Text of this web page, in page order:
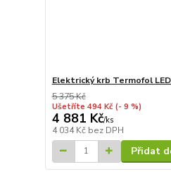
Elektrický krb Termofol
5 375 Kč
Ušetříte 494 Kč (- 9 %)
4 881 Kč/ks
4 034 Kč bez DPH
Přidat